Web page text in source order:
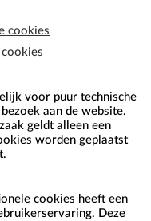
cookies
voor puur technische
aan de website.
geldt alleen een
worden geplaatst
cookies heeft een
Deze